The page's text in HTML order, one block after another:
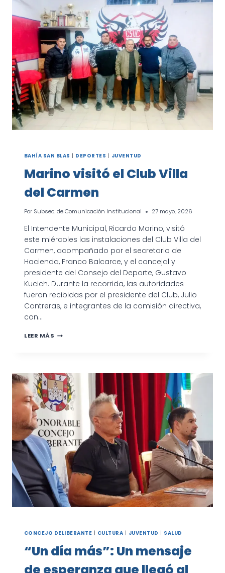
TARDE
LLENA
DE
DIVERSIÓN
EN
LAS
VACACIONES
DE
INVIERNO
BAHÍA SAN BLAS DEPORTES JUVENTUD
Marino visitó el Club Villa
del Carmen
Por Subsec. de Comunicación Institucional 27 mayo, 2026
El Intendente Municipal, Ricardo Marino, visitó
este miércoles las instalaciones del Club Villa del
Carmen, acompañado por el secretario de
Hacienda, Franco Balcarce, y el concejal y
presidente del Consejo del Deporte, Gustavo
Kucich. Durante la recorrida, las autoridades
fueron recibidas por el presidente del Club, Julio
Contreras, e integrantes de la comisión directiva,
con…
LEER MÁS MARINO
DEL
CARMEN
CONCEJO DELIBERANTE | CULTURA | JUVENTUD | SALUD
“Un día más”: Un mensaje